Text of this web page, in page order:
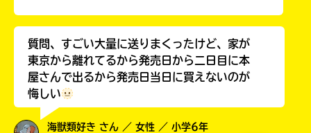
質問、すごい大量に送りまくったけど、家が
東京から離れてるから発売日から二日目に本
屋さんで出るから発売日当日に買えないのが
悔しい
海獣類好き さん ／ 女性 ／ 小学6年